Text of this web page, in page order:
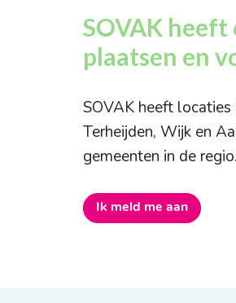
SOVAK
plaatsen en
SOVAK heeft
Terheijden, Wijk en
gemeenten in de regio.
Ik meld me aan